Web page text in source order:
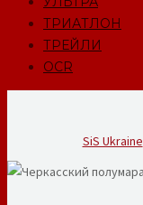
ТРИАТЛОН
ТРЕЙЛИ
OCR
SiS Ukraine